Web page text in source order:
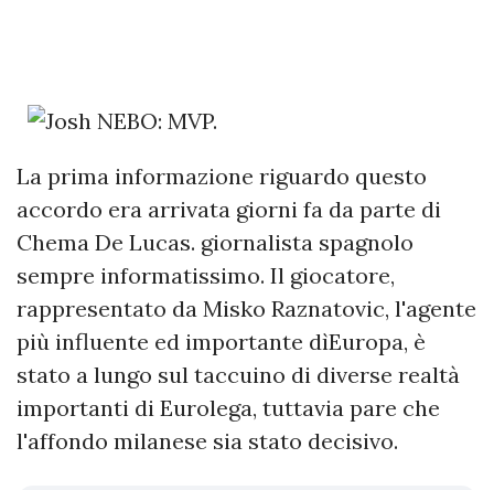
La prima informazione riguardo questo
accordo era arrivata giorni fa da parte di
Chema De Lucas. giornalista spagnolo
sempre informatissimo. Il giocatore,
rappresentato da Misko Raznatovic, l'agente
più influente ed importante dìEuropa, è
stato a lungo sul taccuino di diverse realtà
importanti di Eurolega, tuttavia pare che
l'affondo milanese sia stato decisivo.